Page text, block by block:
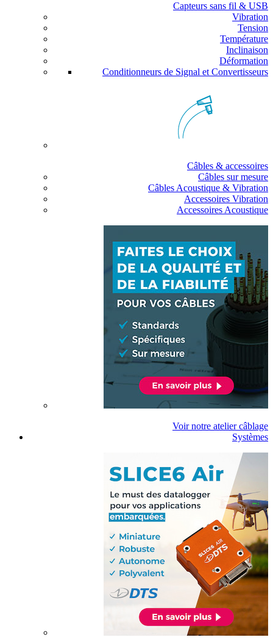
Capteurs sans fil & USB
Vibration
Tension
Température
Inclinaison
Déformation
Conditionneurs de Signal et Convertisseurs
Câbles & accessoires
Câbles sur mesure
Câbles Acoustique & Vibration
Accessoires Vibration
Accessoires Acoustique
Voir notre atelier câblage
Systèmes